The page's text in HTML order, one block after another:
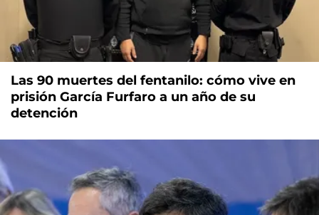
Las 90 muertes del fentanilo: cómo vive en
prisión García Furfaro a un año de su
detención